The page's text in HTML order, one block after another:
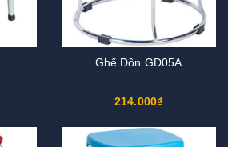
Ghế Đôn GD05A
214.000₫